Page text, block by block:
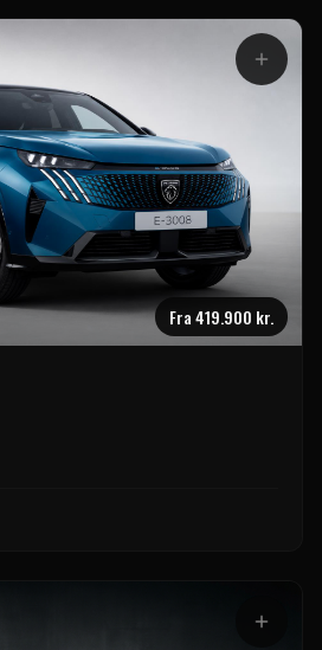
Fra419.900 kr.